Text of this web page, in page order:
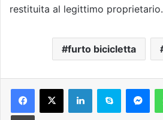
restituita al legittimo proprietario.
furto bicicletta